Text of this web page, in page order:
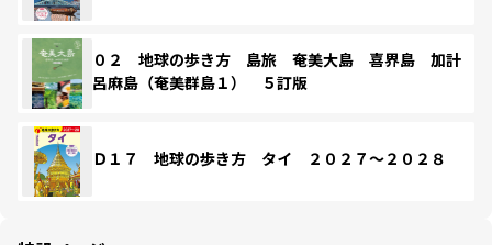
０２ 地球の歩き方 島旅 奄美大島 喜界島 加計
呂麻島（奄美群島１） ５訂版
Ｄ１７ 地球の歩き方 タイ ２０２７～２０２８